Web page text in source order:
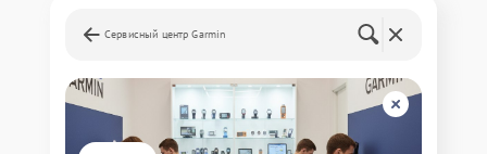
Сервисный центр Garmin